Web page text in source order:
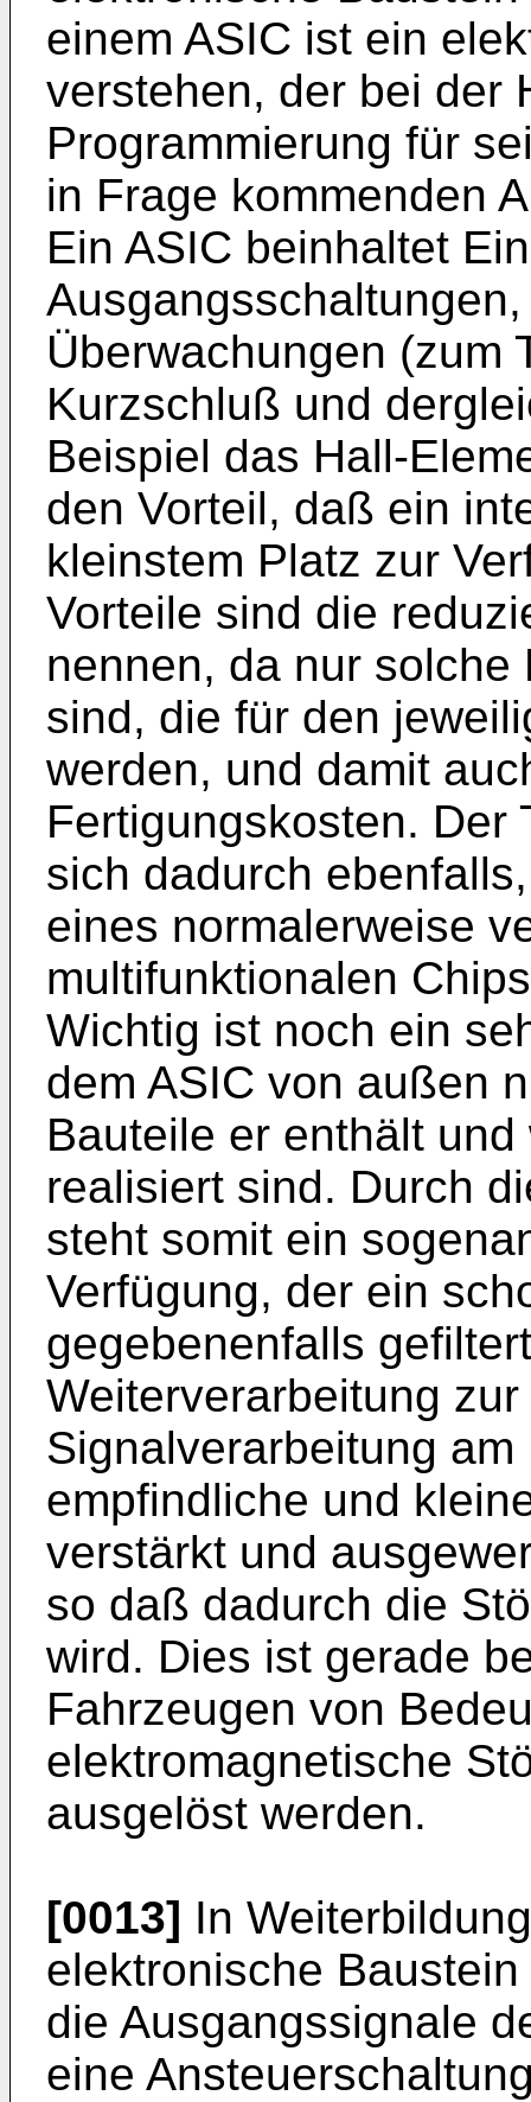
einem ASIC ist ein
verstehen, der bei der
Programmierung für
in Frage kommenden
Ein ASIC beinhaltet
Überwachungen (zum
Kurzschluß und
Beispiel das Hall-
den Vorteil, daß ein
kleinstem Platz zur
Vorteile sind die
nennen, da nur
sind, die für den
werden, und damit
Fertigungskosten. Der
sich dadurch
eines normalerweise
multifunktionalen
Wichtig ist noch ein
dem ASIC von außen
Bauteile er enthält
realisiert sind. Durch
steht somit ein
Verfügung, der ein
gegebenenfalls
Weiterverarbeitung
Signalverarbeitung
empfindliche und
verstärkt und
so daß dadurch die
wird. Dies ist gerade
Fahrzeugen von
elektromagnetische
ausgelöst werden.
[0013] In
elektronische
die Ausgangssignale
eine